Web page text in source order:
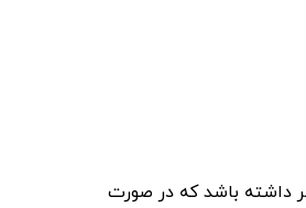
داشته باشد که در صورت